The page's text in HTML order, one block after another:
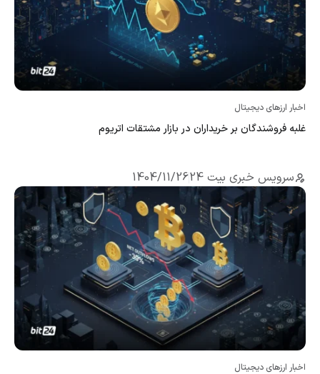
اخبار ارزهای دیجیتال
غلبه فروشندگان بر خریداران در بازار مشتقات اتریوم
سرویس خبری بیت 24 1404/11/26
اخبار ارزهای دیجیتال